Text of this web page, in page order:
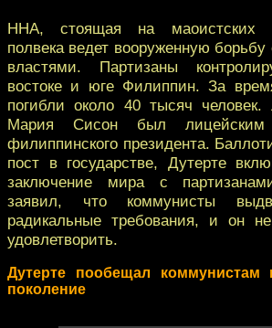
ННА, стоящая на маоистских
полвека ведет вооруженную
властями. Партизаны
востоке и юге Филиппин. За
погибли около 40 тысяч
Мария Сисон был лицейским
филиппинского президента.
пост в государстве, Дутерте
заключение мира с
заявил, что коммунисты
радикальные требования, и он
удовлетворить.
Дутерте пообещал
поколение